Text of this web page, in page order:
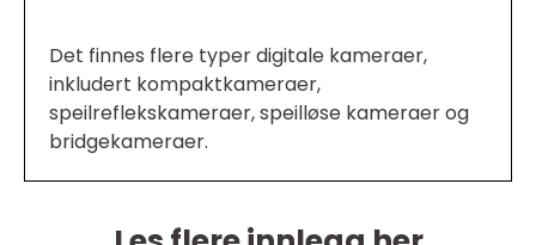
Det finnes flere typer digitale kameraer,
inkludert kompaktkameraer,
speilreflekskameraer, speilløse kameraer og
bridgekameraer.